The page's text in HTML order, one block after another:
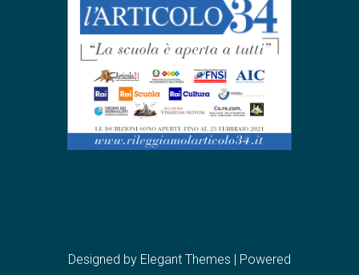
Designed by Elegant Themes | Powered